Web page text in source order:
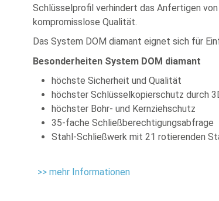
Schlüsselprofil verhindert das Anfertigen
kompromisslose Qualität.
Das System DOM diamant eignet sich für
Besonderheiten System DOM diamant
höchste Sicherheit und Qualität
höchster Schlüsselkopierschutz durch
höchster Bohr- und Kernziehschutz
35-fache Schließberechtigungsabfrage
Stahl-Schließwerk mit 21 rotierenden
>> mehr Informationen